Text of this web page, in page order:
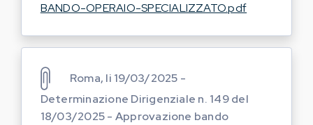
BANDO-OPERAIO-SPECIALIZZATO.pdf
Roma, li 19/03/2025 -
Determinazione Dirigenziale n. 149 del
18/03/2025 - Approvazione bando